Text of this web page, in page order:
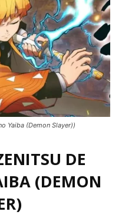
Yaiba (Demon Slayer))
DE
(DEMON